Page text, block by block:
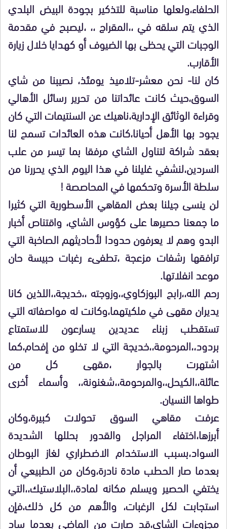
الحلفاء،ولعلها مناسبة للتذكير بجودة البيض البلدي
الذي يتم سلقه في ،،المقراج ،، ،ليصبح في مقدمة
الوجبات التي يحظى بها الضيوف أو كهدايا خلال زيارة
الأقارب.
كان لنا- نحن معشر-تلاميذ يومئذ، نصيبنا من شاي
السوق،حيث كانت عائداتنا من تحرير رسائل الأهالي
وقراءة الوثائق الإدارية،ناهيك عن السنتيمات التي كان
يجود بها الأهل أحيانا،كانت هذه العائدات تسمح لنا
بعقد شراكة لتناول الشاي مرفقا بما تيسر من علب
السردين،لنشفي غليلنا في هذا اليوم الذي يحررنا من
سلطة الأسرة وتحكمها في المحاصصة !
لن ينسى جيلنا بعض المقاهي الأسطورية التي كثيرا
ما جمعنا حصيرها على كؤوس الشاي، واقتناص أخبار
البدو وهم لا يعرفون حدودا لأحاديثهم الصاخبة التي
ترافقها رشفات مزعجة ،تطفىء رغبات حبيسة حان
موعد انفلاتها.
رحم الله،،رابح البوزكاوي،،وزوجته ،،خديجة،،اللذين كانا
يديران مقهى في ملكيتهما،وكانت له مواصفاته التي
تستقطب زبناء عديدين يسارعون للاستمتاع
بردود،،المرحومة،،خديجة التي لا تخلو من إفحام،كما
اشتهرت بالجوار ،مقهى كل من
عائلة،،الكيحل،،والمرحومة،،شغنونة،، وأسماء أخرى
طواها النسيان.
عرفت مقاهي السوق تحولات كبيرة،وكان
أبرزها،اختفاء المراجل والقدور بحللها الشديدة
السواد،بسبب الاستخدام الاضطراري لغاز البوطان
بعدما صار الحطب مادة نادرة،وكان من الطبيعي أن
يختفي الحصير ويسلم مكانه لمادة،،البلاستيك،،التي
استجابت لكل الرغبات، والأهم من كل ذلك،فإن
مجزوءات الشاي،قد صارت من الماضي بعدما ساد